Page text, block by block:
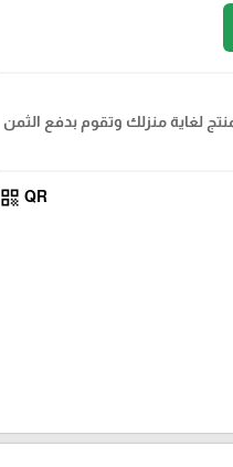
لغاية منزلك وتقوم بدفع الثمن
QR
qr_code